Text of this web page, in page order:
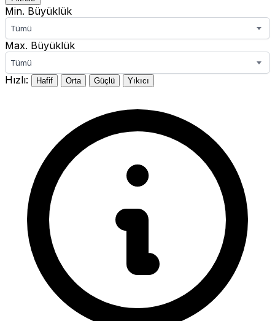
Min. Büyüklük
Tümü
Max. Büyüklük
Tümü
Hızlı: Hafif Orta Güçlü Yıkıcı